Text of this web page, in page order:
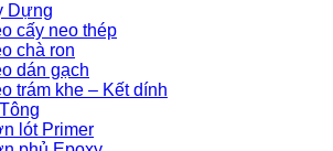
Dựng
cấy neo thép
chà ron
dán gạch
trám khe – Kết dính
lót Primer